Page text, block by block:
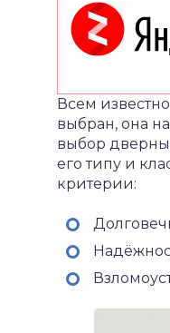
Всем
выбран, она
выбор
его типу и
критерии: